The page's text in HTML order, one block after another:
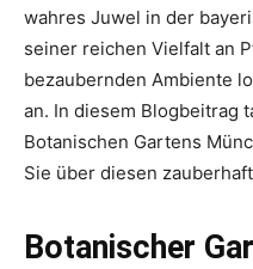
wahres Juwel in der
seiner reichen Vielfalt an
bezaubernden Ambiente
an. In diesem Blogbeitrag
Botanischen Gartens
Sie über diesen
Botanischer